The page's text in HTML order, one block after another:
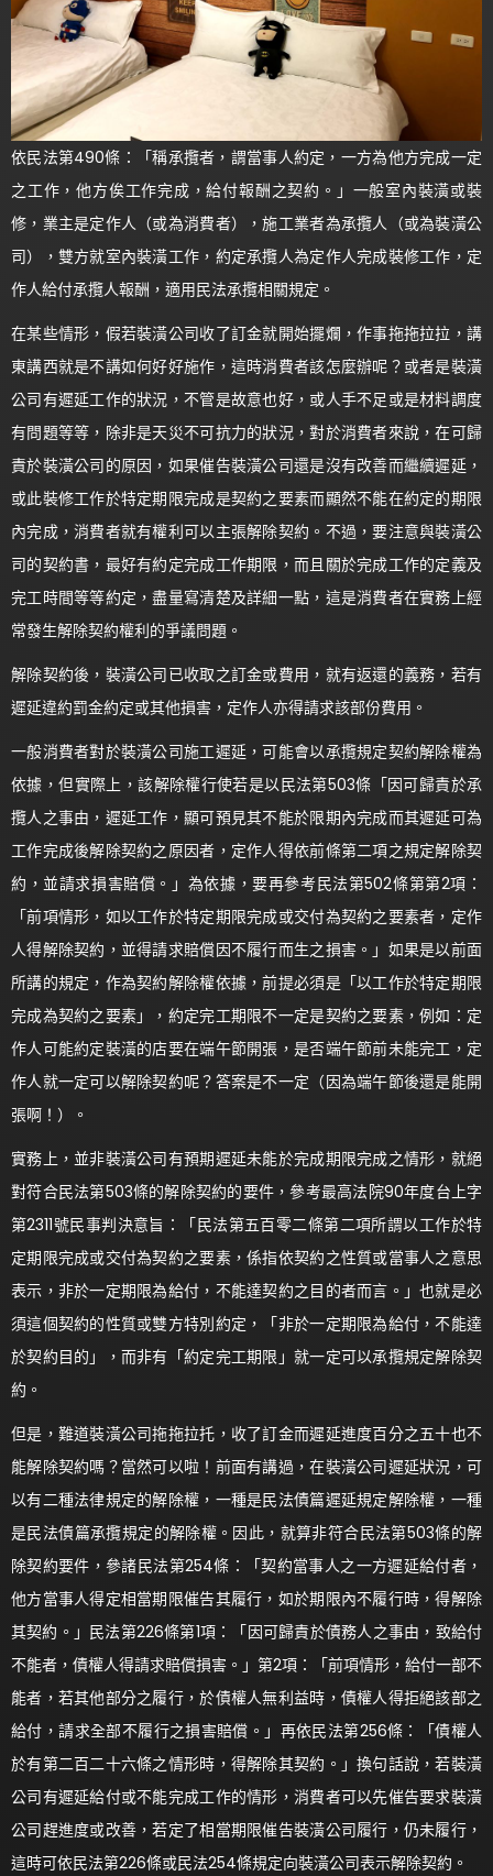
依民法第490條：「稱承攬者，謂當事人約定，一方為他方完成一定
之工作，他方俟工作完成，給付報酬之契約。」一般室內裝潢或裝
修，業主是定作人（或為消費者），施工業者為承攬人（或為裝潢公
司），雙方就室內裝潢工作，約定承攬人為定作人完成裝修工作，定
作人給付承攬人報酬，適用民法承攬相關規定。
在某些情形，假若裝潢公司收了訂金就開始擺爛，作事拖拖拉拉，講
東講西就是不講如何好好施作，這時消費者該怎麼辦呢？或者是裝潢
公司有遲延工作的狀況，不管是故意也好，或人手不足或是材料調度
有問題等等，除非是天災不可抗力的狀況，對於消費者來說，在可歸
責於裝潢公司的原因，如果催告裝潢公司還是沒有改善而繼續遲延，
或此裝修工作於特定期限完成是契約之要素而顯然不能在約定的期限
內完成，消費者就有權利可以主張解除契約。不過，要注意與裝潢公
司的契約書，最好有約定完成工作期限，而且關於完成工作的定義及
完工時間等等約定，盡量寫清楚及詳細一點，這是消費者在實務上經
常發生解除契約權利的爭議問題。
解除契約後，裝潢公司已收取之訂金或費用，就有返還的義務，若有
遲延違約罰金約定或其他損害，定作人亦得請求該部份費用。
一般消費者對於裝潢公司施工遲延，可能會以承攬規定契約解除權為
依據，但實際上，該解除權行使若是以民法第503條「因可歸責於承
攬人之事由，遲延工作，顯可預見其不能於限期內完成而其遲延可為
工作完成後解除契約之原因者，定作人得依前條第二項之規定解除契
約，並請求損害賠償。」為依據，要再參考民法第502條第第2項：
「前項情形，如以工作於特定期限完成或交付為契約之要素者，定作
人得解除契約，並得請求賠償因不履行而生之損害。」如果是以前面
所講的規定，作為契約解除權依據，前提必須是「以工作於特定期限
完成為契約之要素」，約定完工期限不一定是契約之要素，例如：定
作人可能約定裝潢的店要在端午節開張，是否端午節前未能完工，定
作人就一定可以解除契約呢？答案是不一定（因為端午節後還是能開
張啊！）。
實務上，並非裝潢公司有預期遲延未能於完成期限完成之情形，就絕
對符合民法第503條的解除契約的要件，參考最高法院90年度台上字
第2311號民事判決意旨：「民法第五百零二條第二項所謂以工作於特
定期限完成或交付為契約之要素，係指依契約之性質或當事人之意思
表示，非於一定期限為給付，不能達契約之目的者而言。」也就是必
須這個契約的性質或雙方特別約定，「非於一定期限為給付，不能達
於契約目的」，而非有「約定完工期限」就一定可以承攬規定解除契
約。
但是，難道裝潢公司拖拖拉托，收了訂金而遲延進度百分之五十也不
能解除契約嗎？當然可以啦！前面有講過，在裝潢公司遲延狀況，可
以有二種法律規定的解除權，一種是民法債篇遲延規定解除權，一種
是民法債篇承攬規定的解除權。因此，就算非符合民法第503條的解
除契約要件，參諸民法第254條：「契約當事人之一方遲延給付者，
他方當事人得定相當期限催告其履行，如於期限內不履行時，得解除
其契約。」民法第226條第1項：「因可歸責於債務人之事由，致給付
不能者，債權人得請求賠償損害。」第2項：「前項情形，給付一部不
能者，若其他部分之履行，於債權人無利益時，債權人得拒絕該部之
給付，請求全部不履行之損害賠償。」再依民法第256條：「債權人
於有第二百二十六條之情形時，得解除其契約。」換句話說，若裝潢
公司有遲延給付或不能完成工作的情形，消費者可以先催告要求裝潢
公司趕進度或改善，若定了相當期限催告裝潢公司履行，仍未履行，
這時可依民法第226條或民法254條規定向裝潢公司表示解除契約。